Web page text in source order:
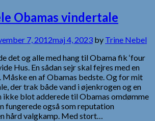
Obamas vindertale
7, 2012maj 4, 2023 by Trine Nebel
det og alle med hang til Obama fik ‘four
Hus. En sådan sejr skal fejres med en
Måske en af Obamas bedste. Og for mit
der trak både vand i øjenkrogen og en
ikke blot adderede til Obamas omdømme
fungerede også som reputation
hård valgkamp. Med stort…